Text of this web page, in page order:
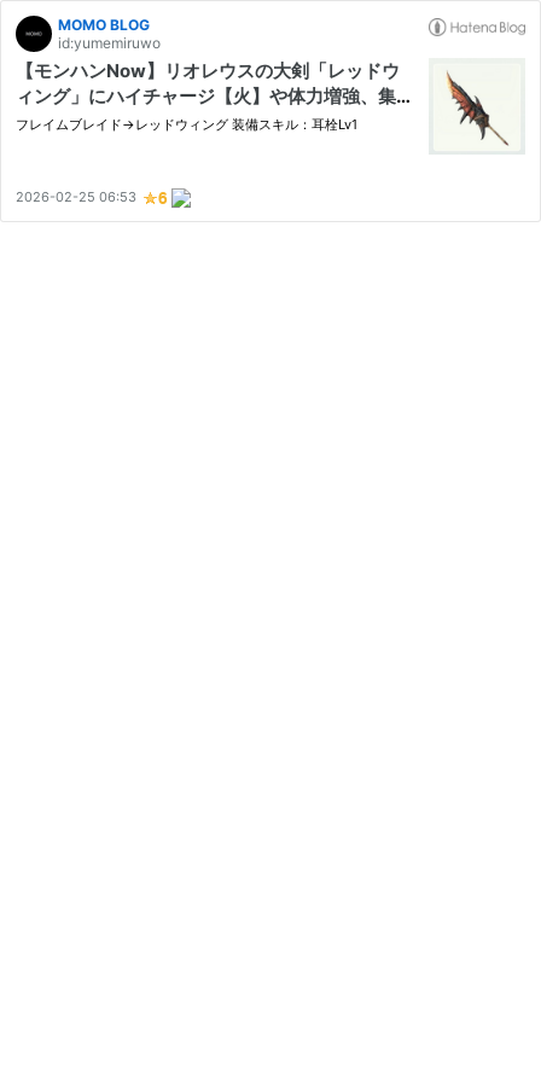
MOMO BLOG
id:yumemiruwo
【モンハンNow】リオレウスの大剣「レッドウ
ィング」にハイチャージ【火】や体力増強、集中
などのスキルを付けられる装備構成例
フレイムブレイド→レッドウィング 装備スキル：耳栓Lv1
2026-02-25 06:53